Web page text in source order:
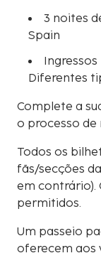
3 noites
Spain
Ingressos
Diferentes
Complete a
o processo de
Todos os
fãs/secções
em contrário).
permitidos.
Um passeio
oferecem aos